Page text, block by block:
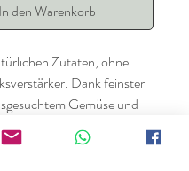
In den Warenkorb
Zutaten, ohne
Dank feinster
Gemüse und
sehr aromatisch. Kann
als auch als